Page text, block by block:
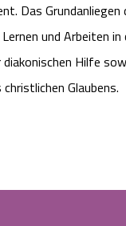
Das Grundanliegen
und Arbeiten in
Hilfe
Glaubens.